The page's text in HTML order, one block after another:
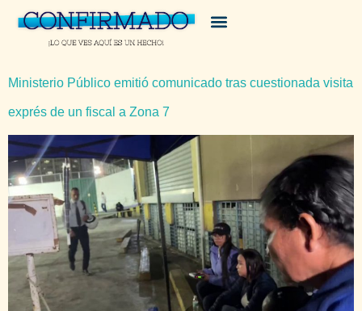
Ministerio Público emitió comunicado tras cuestionada visita
exprés de un fiscal a Zona 7